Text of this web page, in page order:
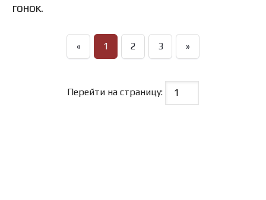
гонок.
« 1 2 3 »
Перейти на страницу: